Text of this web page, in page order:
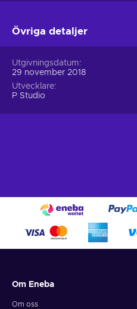
Övriga detaljer
Utgivningsdatum
29 november 2018
Utvecklare
P Studio
Om Eneba
Om oss